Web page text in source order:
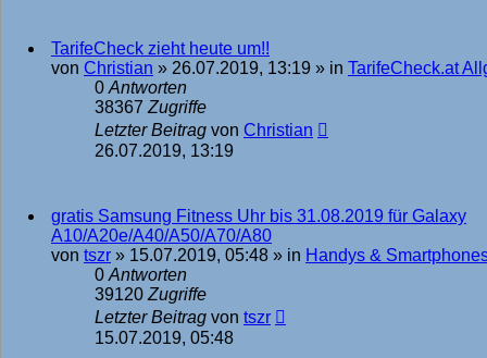
TarifeCheck zieht heute um!!
von Christian » 26.07.2019, 13:19 » in TarifeCheck.at
0Antworten
38367Zugriffe
Letzter Beitrag von Christian
26.07.2019, 13:19
gratis Samsung Fitness Uhr bis 31.08.2019 für Galaxy
A10/A20e/A40/A50/A70/A80
von tszr » 15.07.2019, 05:48 » in Handys &
0Antworten
39120Zugriffe
Letzter Beitrag von tszr
15.07.2019, 05:48